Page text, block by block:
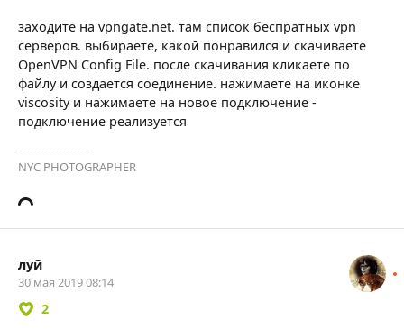
заходите на vpngate.net. там список беспратных vpn
серверов. выбираете, какой понравился и скачиваете
OpenVPN Config File. после скачивания кликаете по
файлу и создается соединение. нажимаете на иконке
viscosity и нажимаете на новое подключение -
подключение реализуется
--------------------
NYC PHOTOGRAPHER
луй
30 мая 2019 08:14
2